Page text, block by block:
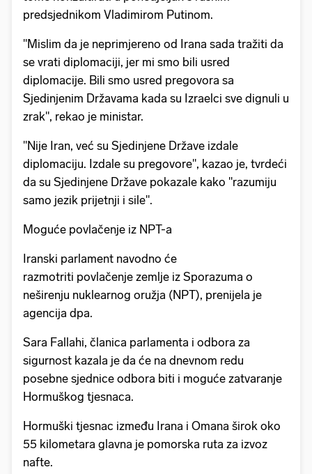
predsjednikom Vladimirom Putinom.
"Mislim da je neprimjereno od Irana sada tražiti da
se vrati diplomaciji, jer mi smo bili usred
diplomacije. Bili smo usred pregovora sa
Sjedinjenim Državama kada su Izraelci sve dignuli u
zrak", rekao je ministar.
"Nije Iran, već su Sjedinjene Države izdale
diplomaciju. Izdale su pregovore", kazao je, tvrdeći
da su Sjedinjene Države pokazale kako "razumiju
samo jezik prijetnji i sile".
Moguće povlačenje iz NPT-a
Iranski parlament navodno će
razmotriti povlačenje zemlje iz Sporazuma o
neširenju nuklearnog oružja (NPT), prenijela je
agencija dpa.
Sara Fallahi, članica parlamenta i odbora za
sigurnost kazala je da će na dnevnom redu
posebne sjednice odbora biti i moguće zatvaranje
Hormuškog tjesnaca.
Hormuški tjesnac između Irana i Omana širok oko
55 kilometara glavna je pomorska ruta za izvoz
nafte.